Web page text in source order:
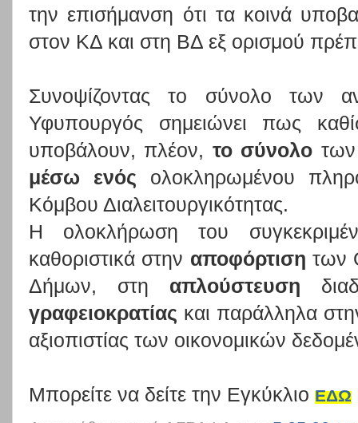
την επισήμανση ότι τα κοινά
στον ΚΔ και στη ΒΔ εξ ορισμού
Συνοψίζοντας το σύνολο των
Υφυπουργός σημειώνει πως
υποβάλουν, πλέον, το σύνολο των
μέσω ενός ολοκληρωμένου
Κόμβου Διαλειτουργικότητας.
Η ολοκλήρωση του
καθοριστικά στην αποφόρτιση των
Δήμων, στη απλούστευση
γραφειοκρατίας και παράλληλα
αξιοπιστίας των οικονομικών
Μπορείτε να δείτε την Εγκύκλιο ΕΔΩ